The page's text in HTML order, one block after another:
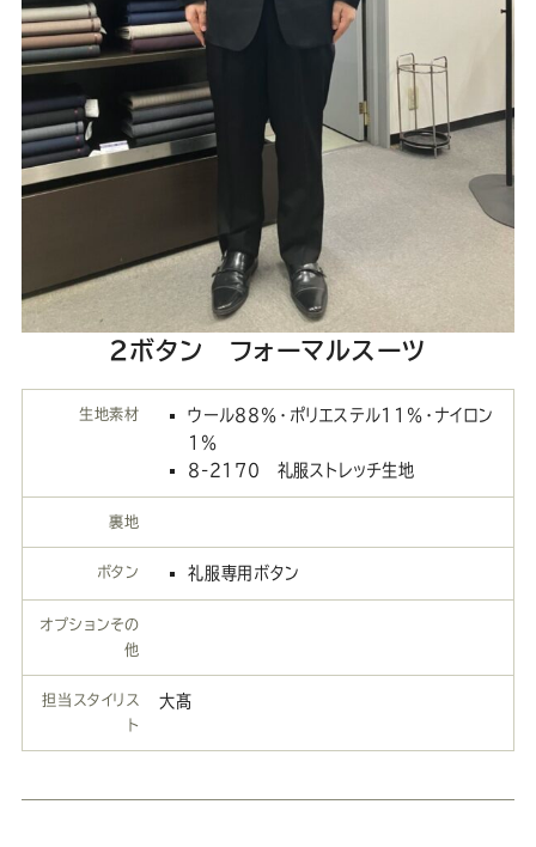
2ボタン フォーマルスーツ
生地素材
ウール88％・ポリエステル11％・ナイロン
1％
8-2170 礼服ストレッチ生地
裏地
ボタン 礼服専用ボタン
オプションその
他
担当スタイリス
ト
大髙